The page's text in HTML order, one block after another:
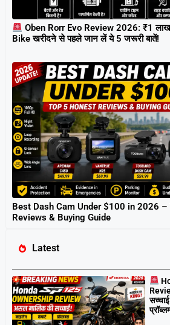
Oben Rorr Evo Review 2026: ₹1
Bike खरीदने से पहले जान लें ये 5 जरूरी बातें!
Best Dash Cam Under $100 in 2026 –
Reviews & Buying Guide
Latest